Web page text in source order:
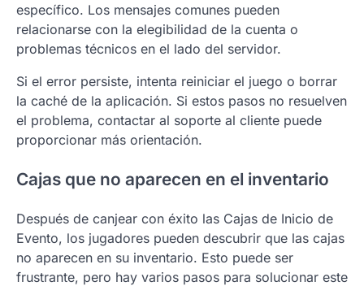
específico. Los mensajes comunes pueden
relacionarse con la elegibilidad de la cuenta o
problemas técnicos en el lado del servidor.
Si el error persiste, intenta reiniciar el juego o borrar
la caché de la aplicación. Si estos pasos no resuelven
el problema, contactar al soporte al cliente puede
proporcionar más orientación.
Cajas que no aparecen en el inventario
Después de canjear con éxito las Cajas de Inicio de
Evento, los jugadores pueden descubrir que las cajas
no aparecen en su inventario. Esto puede ser
frustrante, pero hay varios pasos para solucionar este